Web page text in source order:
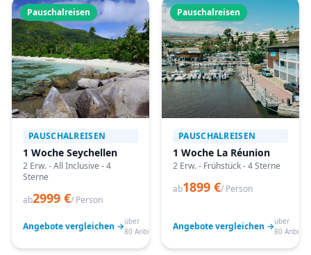
Pauschalreisen
PAUSCHALREISEN
1 Woche Seychellen
2 Erw. - All Inclusive - 4
Sterne
ab2999 €/ Person
Angebote vergleichen →über
80 Anbieter
Pauschalreisen
PAUSCHALREISEN
1 Woche La Réunion
2 Erw. - Frühstück - 4 Sterne
ab1899 €/ Person
Angebote vergleichen →über
80